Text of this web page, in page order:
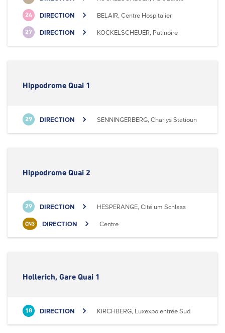
24 DIRECTION BELAIR, Centre Hospitalier
27 DIRECTION KOCKELSCHEUER, Patinoire
Hippodrome Quai 1
29 DIRECTION SENNINGERBERG, Charlys Statioun
Hippodrome Quai 2
29 DIRECTION HESPERANGE, Cité um Schlass
CN3 DIRECTION Centre
Hollerich, Gare Quai 1
18 DIRECTION KIRCHBERG, Luxexpo entrée Sud